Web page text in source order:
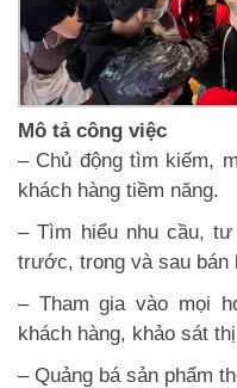
Mô tả công việc
– Chủ động tìm kiếm,
khách hàng tiềm năng.
– Tìm hiểu nhu cầu,
trước, trong và sau bán
– Tham gia vào mọi
khách hàng, khảo sát
– Quảng bá sản phẩm